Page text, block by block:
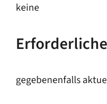
keine
gegebenenfalls